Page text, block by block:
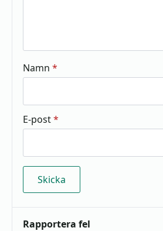
Namn *
E-post*
Rapportera fel